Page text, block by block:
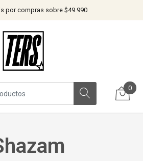
por compras sobre $49.990
0